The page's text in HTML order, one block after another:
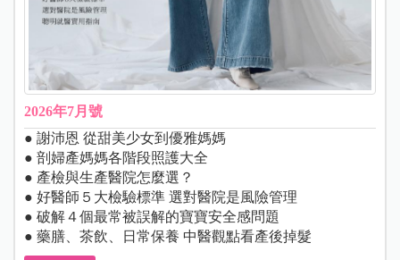
2026年7月號
● 謝沛恩 從甜美少女到優雅媽媽
● 剖婦產媽媽各階段照護大全
● 產檢與生產醫院怎麼選？
● 好醫師５大檢驗標準 選對醫院是風險管理
● 破解４個最常被誤解的寶寶安全感問題
● 藥膳、茶飲、日常保養 中醫觀點看產後掉髮